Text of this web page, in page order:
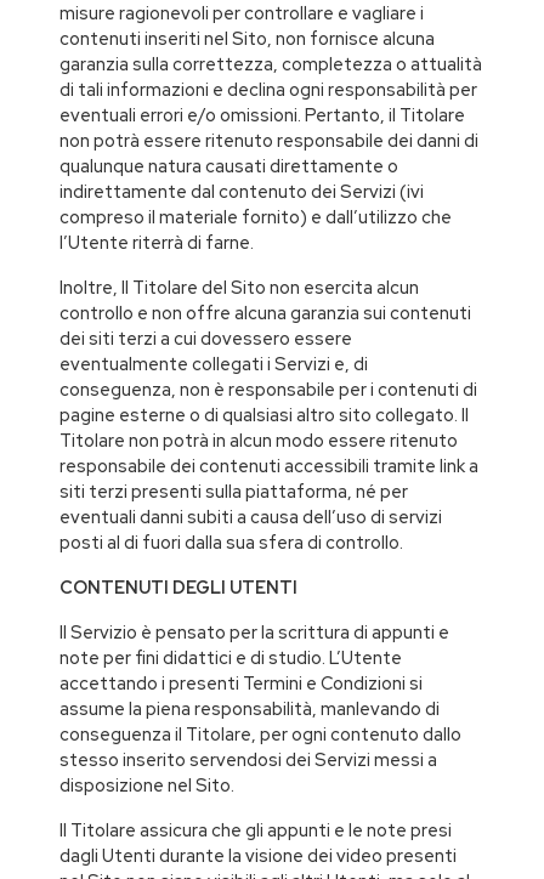
misure ragionevoli per controllare e vagliare i
contenuti inseriti nel Sito, non fornisce alcuna
garanzia sulla correttezza, completezza o attualità
di tali informazioni e declina ogni responsabilità per
eventuali errori e/o omissioni. Pertanto, il Titolare
non potrà essere ritenuto responsabile dei danni di
qualunque natura causati direttamente o
indirettamente dal contenuto dei Servizi (ivi
compreso il materiale fornito) e dall’utilizzo che
l’Utente riterrà di farne.
Inoltre, Il Titolare del Sito non esercita alcun
controllo e non offre alcuna garanzia sui contenuti
dei siti terzi a cui dovessero essere
eventualmente collegati i Servizi e, di
conseguenza, non è responsabile per i contenuti di
pagine esterne o di qualsiasi altro sito collegato. Il
Titolare non potrà in alcun modo essere ritenuto
responsabile dei contenuti accessibili tramite link a
siti terzi presenti sulla piattaforma, né per
eventuali danni subiti a causa dell’uso di servizi
posti al di fuori dalla sua sfera di controllo.
CONTENUTI DEGLI UTENTI
Il Servizio è pensato per la scrittura di appunti e
note per fini didattici e di studio. L’Utente
accettando i presenti Termini e Condizioni si
assume la piena responsabilità, manlevando di
conseguenza il Titolare, per ogni contenuto dallo
stesso inserito servendosi dei Servizi messi a
disposizione nel Sito.
Il Titolare assicura che gli appunti e le note presi
dagli Utenti durante la visione dei video presenti